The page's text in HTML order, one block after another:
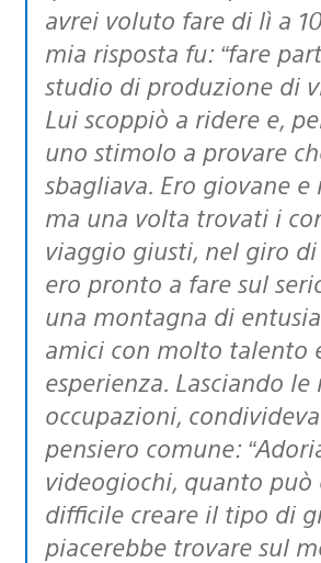
avrei voluto fare di lì a
mia risposta fu: “fare
studio di produzione di
Lui scoppiò a ridere e,
uno stimolo a provare
sbagliava. Ero giovane e
ma una volta trovati i
viaggio giusti, nel giro
ero pronto a fare sul
una montagna di
amici con molto talento
esperienza. Lasciando le
occupazioni,
pensiero comune:
videogiochi, quanto può
difficile creare il tipo di
piacerebbe trovare sul